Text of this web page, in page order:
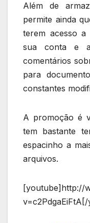
Além de
permite ainda
terem acesso a
sua conta e
comentários
para
constantes
A promoção é
tem bastante
espacinho a
arquivos.
[youtube]http://